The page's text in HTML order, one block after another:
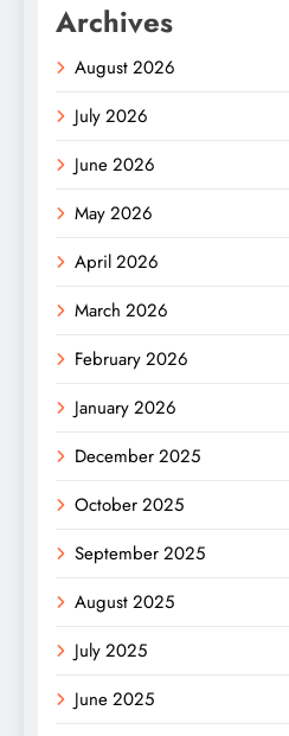
Archives
August 2026
July 2026
June 2026
May 2026
April 2026
March 2026
February 2026
January 2026
December 2025
October 2025
September 2025
August 2025
July 2025
June 2025